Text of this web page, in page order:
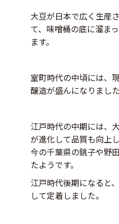
大豆が日本で広く生産
て、味噌桶の底に溜ま
ます。
室町時代の中頃には、
醸造が盛んになりました
江戸時代の中期には、
が進化して品質も向上
今の千葉県の銚子や野
たようです。
江戸時代後期になると
して定着しました。